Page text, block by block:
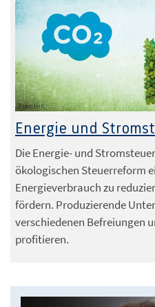
Foto: IHK
Energie und
Die Energie- und
ökologischen Steuerreform
Energieverbrauch zu
fördern. Produzierende
verschiedenen Befreiungen
profitieren.